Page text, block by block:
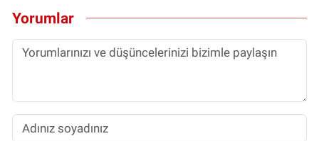
Yorumlar